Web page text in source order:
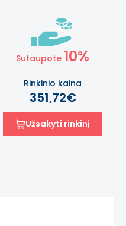
Sutaupote 10%
Rinkinio kaina
351,72€
Užsakyti rinkinį